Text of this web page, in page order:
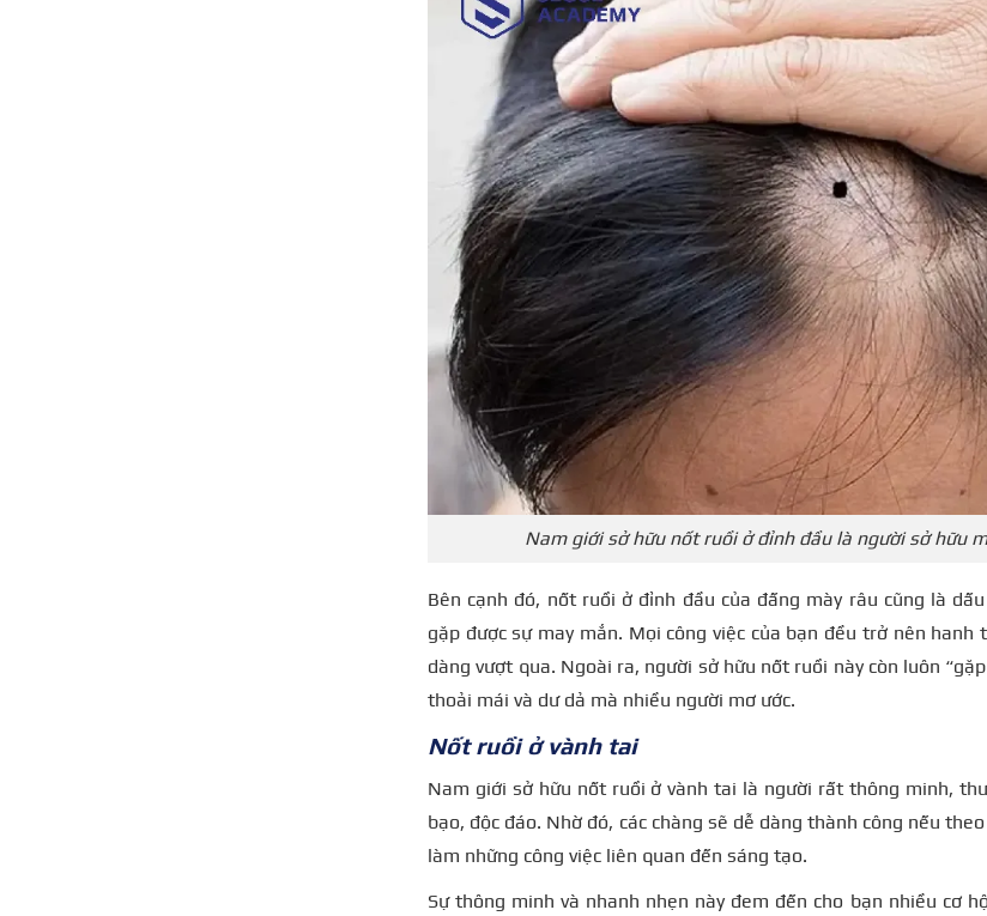
Nam giới sở hữu nốt ruồi ở đỉnh đầu là người sở hữu
Bên cạnh đó, nốt ruồi ở đỉnh đầu của đấng mày râu cũng là
gặp được sự may mắn. Mọi công việc của bạn đều trở nên
dàng vượt qua. Ngoài ra, người sở hữu nốt ruồi này còn luôn
thoải mái và dư dả mà nhiều người mơ ước.
Nốt ruồi ở vành tai
Nam giới sở hữu nốt ruồi ở vành tai là người rất thông minh,
bạo, độc đáo. Nhờ đó, các chàng sẽ dễ dàng thành công nếu
làm những công việc liên quan đến sáng tạo.
Sự thông minh và nhanh nhẹn này đem đến cho bạn nhiều cơ